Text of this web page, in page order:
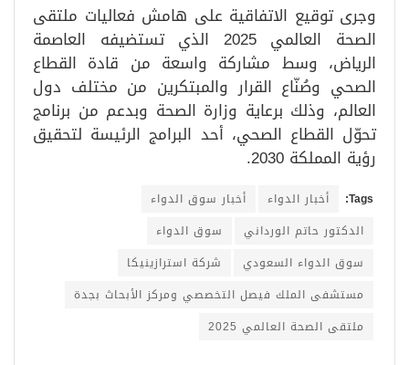
وجرى توقيع الاتفاقية على هامش فعاليات ملتقى
الصحة العالمي 2025 الذي تستضيفه العاصمة
الرياض، وسط مشاركة واسعة من قادة القطاع
الصحي وصُنّاع القرار والمبتكرين من مختلف دول
العالم، وذلك برعاية وزارة الصحة وبدعم من برنامج
تحوّل القطاع الصحي، أحد البرامج الرئيسة لتحقيق
رؤية المملكة 2030.
Tags: أخبار الدواء
أخبار سوق الدواء
الدكتور حاتم الورداني
سوق الدواء
سوق الدواء السعودي
شركة استرازينيكا
مستشفى الملك فيصل التخصصي ومركز الأبحاث بجدة
ملتقى الصحة العالمي 2025